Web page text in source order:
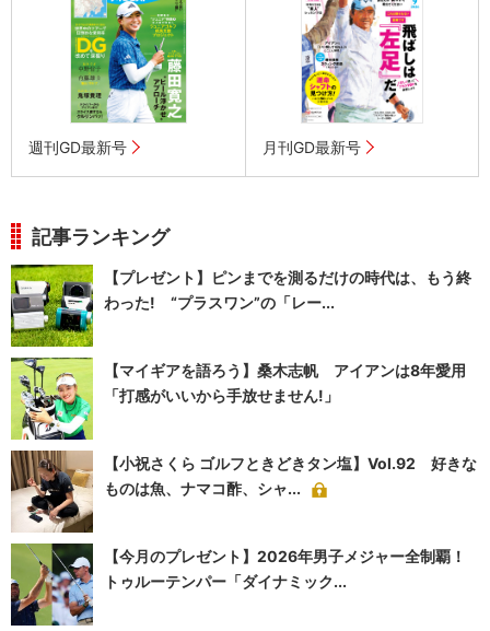
週刊GD最新号 月刊GD最新号
記事ランキング
【プレゼント】ピンまでを測るだけの時代は、もう終
わった! “プラスワン”の「レー...
【マイギアを語ろう】桑木志帆 アイアンは8年愛用
「打感がいいから手放せません!」
【小祝さくら ゴルフときどきタン塩】Vol.92 好きな
ものは魚、ナマコ酢、シャ...
【今月のプレゼント】2026年男子メジャー全制覇！
トゥルーテンパー「ダイナミック...